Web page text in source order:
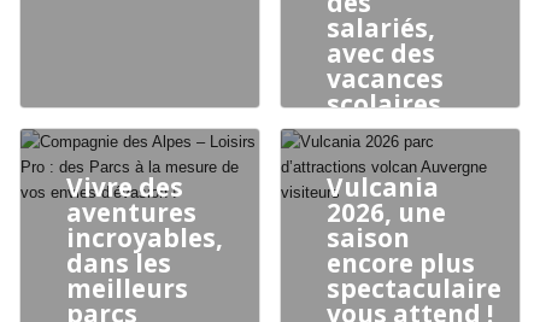
salariés,
avec des
vacances
scolaires
bien
organisées
pour leurs
enfants
Vivre des
aventures
incroyables,
dans les
meilleurs
parcs
Vulcania
2026, une
saison
encore plus
spectaculaire
vous attend !